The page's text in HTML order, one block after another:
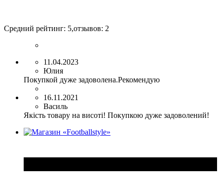
Средний рейтинг: 5,отзывов: 2
11.04.2023
Юлия
Покупкой дуже задоволена.Рекомендую
16.11.2021
Василь
Якість товару на висоті! Покупкою дуже задоволений!